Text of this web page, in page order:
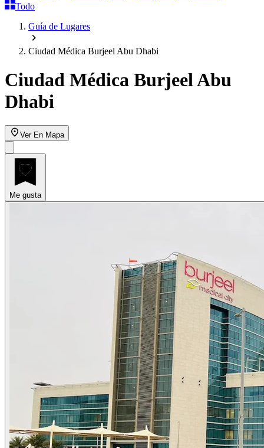
Todo
Guía de Lugares
Ciudad Médica Burjeel Abu Dhabi
Ciudad Médica Burjeel Abu
Dhabi
Ver En Mapa
Me gusta